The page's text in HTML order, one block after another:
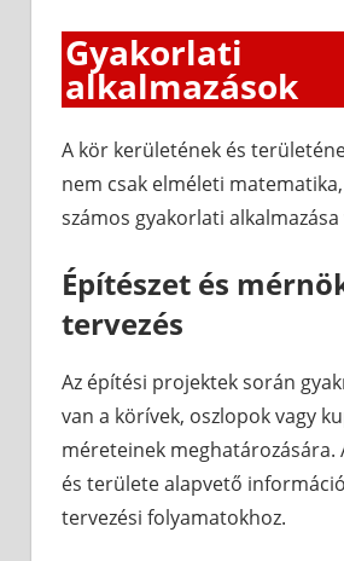
Gyakorlati
alkalmazások
A kör kerületének és
nem csak elméleti
számos gyakorlati alkalmazása
Építészet és
tervezés
Az építési projektek során
van a körívek, oszlopok vagy
méreteinek meghatározására.
és területe alapvető
tervezési folyamatokhoz.